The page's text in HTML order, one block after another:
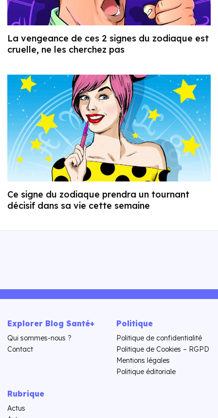
La vengeance de ces 2 signes du zodiaque est
cruelle, ne les cherchez pas
Ce signe du zodiaque prendra un tournant
décisif dans sa vie cette semaine
Explorer Blog Santé+
Qui sommes-nous ?
Contact
Politique
Politique de confidentialité
Politique de Cookies – RGPD
Mentions légales
Politique éditoriale
Rubrique
Actus